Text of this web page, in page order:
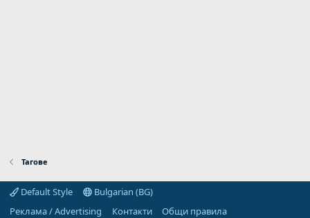
Тагове
Default Style
Bulgarian (BG)
Реклама / Advertising
Контакти
Общи правила